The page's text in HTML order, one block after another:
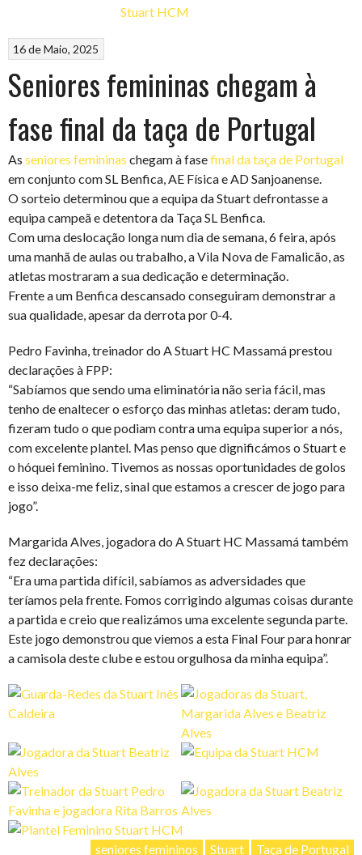
16 de Maio, 2025
Seniores femininas chegam à
fase final da taça de Portugal
As seniores femininas chegam à fasefinal da taça de Portugal
em conjunto com SL Benfica, AE Física e AD Sanjoanense.
O sorteio determinou que a equipa da Stuart defrontasse a
equipa campeã e detentora da Taça SL Benfica.
Com uma deslocação longa num dia de semana, 6 feira, após
uma manhã de aulas ou trabalho, a Vila Nova de Famalicão, as
atletas mostraram a sua dedicação e determinação.
Frente a um Benfica descansado conseguiram demonstrar a
sua qualidade, apesar da derrota por 0-4.
Pedro Favinha, treinador do A Stuart HC Massamá prestou
declarações à FPP:
“Sabíamos que sendo uma eliminatória não seria fácil, mas
tenho de enaltecer o esforço das minhas atletas: deram tudo,
fizeram tudo o que podiam contra uma equipa superior a nós,
com excelente plantel. Mas penso que dignificámos o Stuart e
o hóquei feminino. Tivemos as nossas oportunidades de golos
e isso deixa-me feliz, sinal que estamos a crescer de jogo para
jogo”.
Margarida Alves, jogadora do A Stuart HC Massamá também
fez declarações:
“Era uma partida difícil, sabíamos as adversidades que
teríamos pela frente. Fomos corrigindo algumas coisas durante
a partida e creio que realizámos uma excelente segunda parte.
Este jogo demonstrou que viemos a esta Final Four para honrar
a camisola deste clube e estou orgulhosa da minha equipa”.
seniores femininos Stuart Taça de Portugal